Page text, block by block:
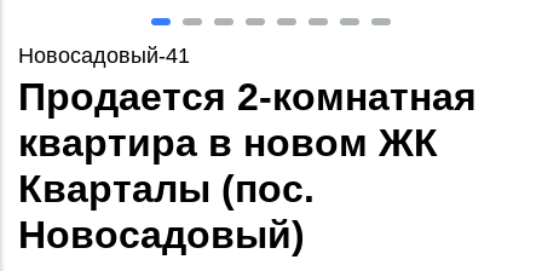
Новосадовый-41
Продается 2-комнатная
квартира в новом ЖК
Кварталы (пос.
Новосадовый)